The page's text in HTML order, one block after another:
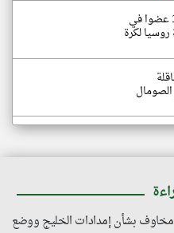
بينهم ممثلو 7 دول عربية.. 13 عضوا في
لكرة
مخاوف بشأن إمدادات الخليج ووضع